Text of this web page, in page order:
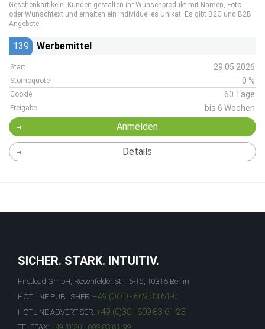
Geschenkartikeln. Kunden gestalten ihr Wunschprodukt mit Namen, Foto
oder Wunschtext und erhalten ein individuelles Unikat. Es gibt B2C und B2B
Angebote.
139 Werbemittel
Start 29.05.2026
Stornoquote 0 %
Cookie 60 Tage
Freigabe bis 6 Wochen
Anmelden
Details
SICHER. STARK. INTUITIV.
Firstlead GmbH, Rosenfelder St. 15-16, 10315 Berlin
HOTLINE PUBLISHER: +49 (0)30 - 609 83 61-0
HOTLINE ADVERTISER: +49 (0)30 - 609 83 61-23
TELEFAX: +49 (0)30 - 609 83 61-99